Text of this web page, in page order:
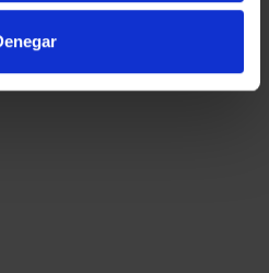
registrados